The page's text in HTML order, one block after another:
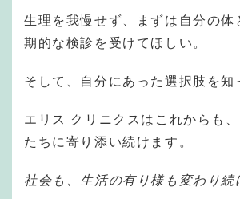
生理を我慢せず、まずは自分の体
期的な検診を受けてほしい。
そして、自分にあった選択肢を知
エリス クリニクスはこれからも
たちに寄り添い続けます。
社会も、生活の有り様も変わり続